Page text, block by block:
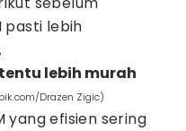
pasti lebih
lebih murah
Drazen Zigic)
yang efisien sering